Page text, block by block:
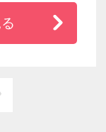
４月下旬～
花火」がお
風呂付で